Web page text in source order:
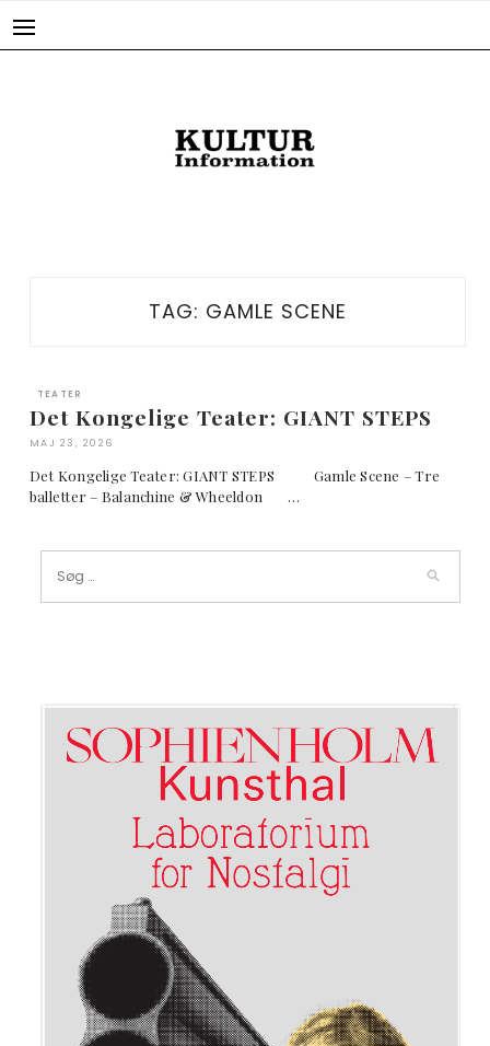
TAG: GAMLE SCENE
TEATER
Det Kongelige Teater: GIANT STEPS
MAJ 23, 2026
Det Kongelige Teater: GIANT STEPS Gamle Scene – Tre
balletter – Balanchine & Wheeldon …